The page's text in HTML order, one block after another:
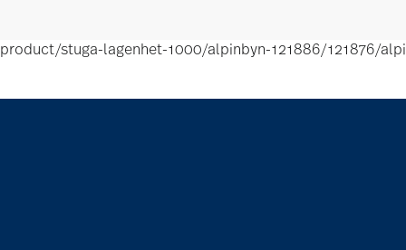
product/stuga-lagenhet-1000/alpinbyn-121886/121876/